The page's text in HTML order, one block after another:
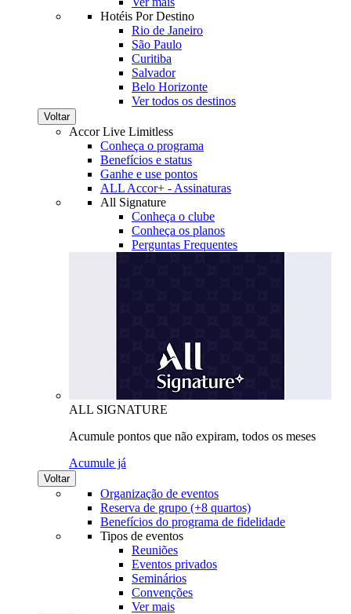
Hotéis Por Destino
Rio de Janeiro
São Paulo
Curitiba
Salvador
Belo Horizonte
Ver todos os destinos
Voltar
Accor Live Limitless
Conheça o programa
Benefícios e status
Ganhe e use pontos
ALL Accor+ - Assinaturas
All Signature
Conheça o clube
Conheça os planos
Perguntas Frequentes
ALL SIGNATURE
Acumule pontos que não expiram, todos os meses
Acumule já
Voltar
Organização de eventos
Reserva de grupo (+8 quartos)
Benefícios do programa de fidelidade
Tipos de eventos
Reuniões
Eventos privados
Seminários
Convenções
Ver mais